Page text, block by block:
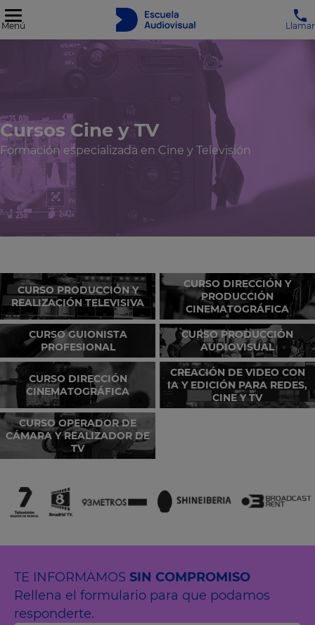
Menú Llamar
Cursos Cine y TV
Formación especializada en Cine y Televisión
CURSO PRODUCCIÓN Y
REALIZACIÓN TELEVISIVA
CURSO DIRECCIÓN Y
PRODUCCIÓN
CINEMATOGRÁFICA
CURSO GUIONISTA
PROFESIONAL
CURSO PRODUCCIÓN
AUDIOVISUAL
CURSO DIRECCIÓN
CINEMATOGRÁFICA
CREACIÓN DE VIDEO CON
IA Y EDICIÓN PARA REDES,
CINE Y TV
CURSO OPERADOR DE
CÁMARA Y REALIZADOR DE
TV
TE INFORMAMOS SIN COMPROMISO
Rellena el formulario para que podamos
responderte.